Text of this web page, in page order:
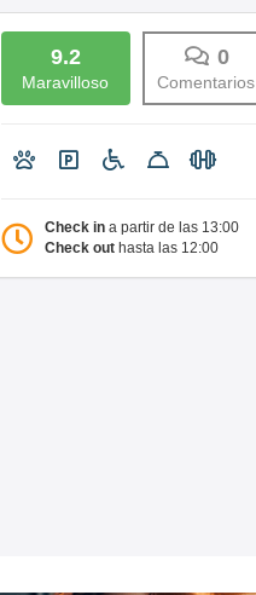
9.2
Maravilloso
0
Comentarios
Check in a partir de las 13:00
Check out hasta las 12:00